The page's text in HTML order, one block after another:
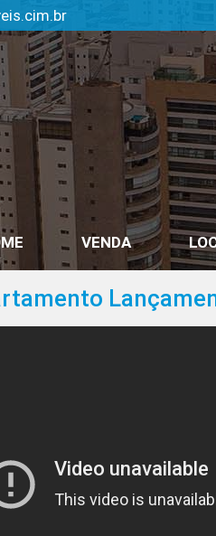
VENDA